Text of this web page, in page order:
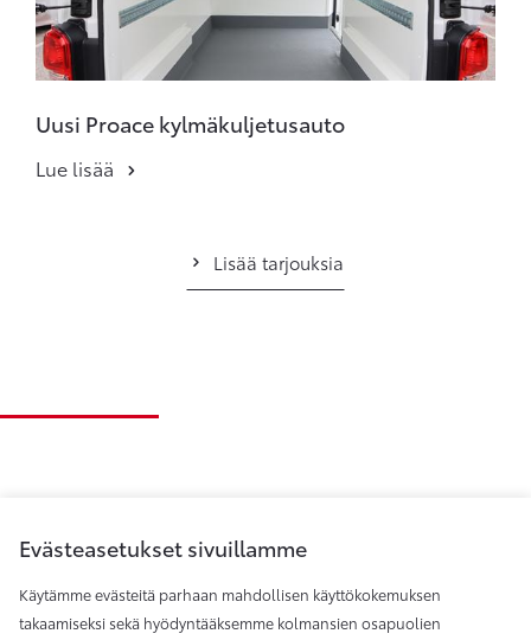
Uusi Proace kylmäkuljetusauto
Lue lisää
Lisää tarjouksia
Evästeasetukset sivuillamme
Käytämme evästeitä parhaan mahdollisen käyttökokemuksen
takaamiseksi sekä hyödyntääksemme kolmansien osapuolien